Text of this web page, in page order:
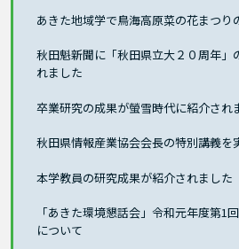
あきた地域学で鳥海高原菜の花まつり
秋田魁新聞に「秋田県立大２０周年」
れました
卒業研究の成果が螢雪時代に紹介され
秋田県情報産業協会会長の特別講義を
本学教員の研究成果が紹介されました
「あきた環境懇話会」令和元年度第1
について